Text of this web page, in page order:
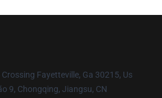
Crossing Fayetteville, Ga 30215, Us
9, Chongqing, Jiangsu, CN